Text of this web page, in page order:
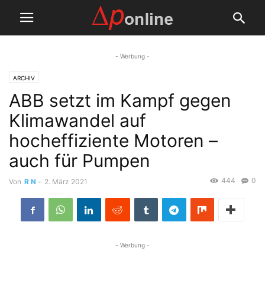
- Werbung -
ARCHIV
ABB setzt im Kampf gegen
Klimawandel auf
hocheffiziente Motoren –
auch für Pumpen
Von R N - 2. März 2021 0
444
- Werbung -